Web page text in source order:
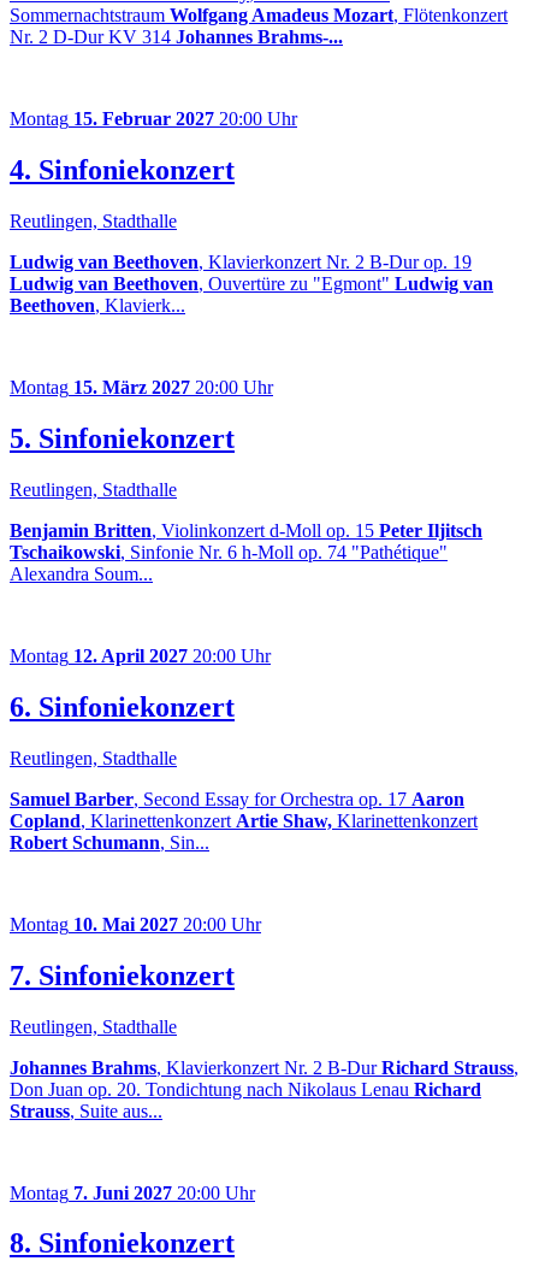
Sommernachtstraum Wolfgang Amadeus Mozart, Flötenkonzert
Nr. 2 D-Dur KV 314 Johannes Brahms-...
Montag 15. Februar 2027 20:00 Uhr
4. Sinfoniekonzert
Reutlingen, Stadthalle
Ludwig van Beethoven, Klavierkonzert Nr. 2 B-Dur op. 19
Ludwig van Beethoven, Ouvertüre zu "Egmont" Ludwig van
Beethoven, Klavierk...
Montag 15. März 2027 20:00 Uhr
5. Sinfoniekonzert
Reutlingen, Stadthalle
Benjamin Britten, Violinkonzert d-Moll op. 15 Peter Iljitsch
Tschaikowski, Sinfonie Nr. 6 h-Moll op. 74 "Pathétique"
Alexandra Soum...
Montag 12. April 2027 20:00 Uhr
6. Sinfoniekonzert
Reutlingen, Stadthalle
Samuel Barber, Second Essay for Orchestra op. 17 Aaron
Copland, Klarinettenkonzert Artie Shaw, Klarinettenkonzert
Robert Schumann, Sin...
Montag 10. Mai 2027 20:00 Uhr
7. Sinfoniekonzert
Reutlingen, Stadthalle
Johannes Brahms, Klavierkonzert Nr. 2 B-DurRichard Strauss,
Don Juan op. 20. Tondichtung nach Nikolaus Lenau Richard
Strauss, Suite aus...
Montag 7. Juni 2027 20:00 Uhr
8. Sinfoniekonzert